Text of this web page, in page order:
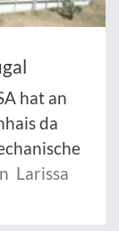
hat an
da
Larissa